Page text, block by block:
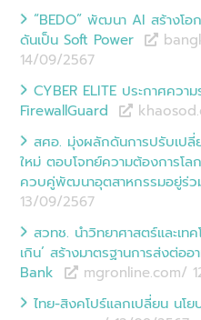
“BEDO” พัฒนา AI สร้างโ
ดันเป็น Soft Power
14/09/2567
CYBER ELITE ประกาศคว
FirewallGuard
สศอ. มุ่งผลักดันการปรับเปลี่
ใหม่ ตอบโจทย์ความต้องการโ
ควบคู่พัฒนาอุตสาหกรรมอยู่ร่ว
13/09/2567
สวทช. นำวิทยาศาสตร์และเท
เกิน’ สร้างมาตรฐานการส่งต่อ
Bank
mgronline.com/
ไทย-สิงคโปร์แลกเปลี่ยน นโ